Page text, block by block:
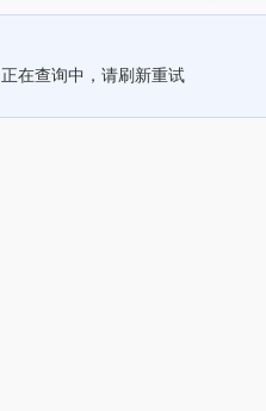
正在查询中，请刷新重试